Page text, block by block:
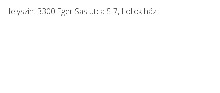
Helyszin: 3300 Eger Sas utca 5-7, Lollok ház